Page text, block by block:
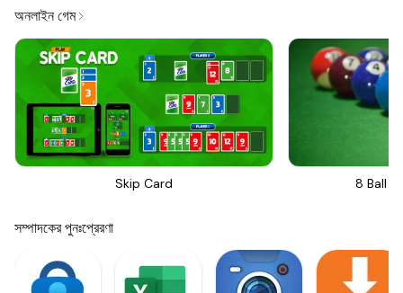
অনলাইন গেম
Skip Card 8 Ball
সম্পাদকের পুনঃপ্রেরণা